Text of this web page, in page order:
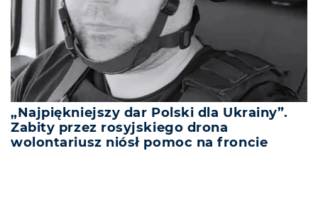
„Najpiękniejszy dar Polski dla Ukrainy”.
Zabity przez rosyjskiego drona
wolontariusz niósł pomoc na froncie